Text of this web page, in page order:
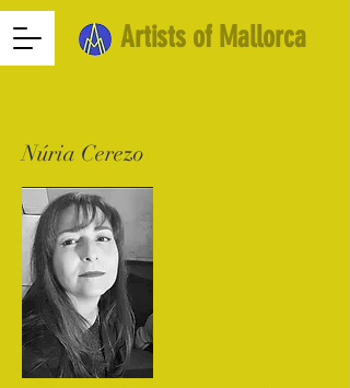
Artists of Mallorca
Núria Cerezo